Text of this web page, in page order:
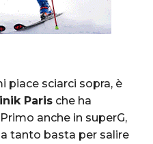
piace sciarci sopra, è
Paris che ha
anche in superG,
tanto basta per salire